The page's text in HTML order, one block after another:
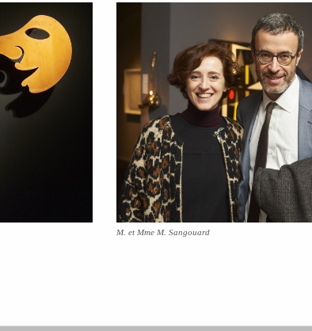
M. et Mme M. Sangouard